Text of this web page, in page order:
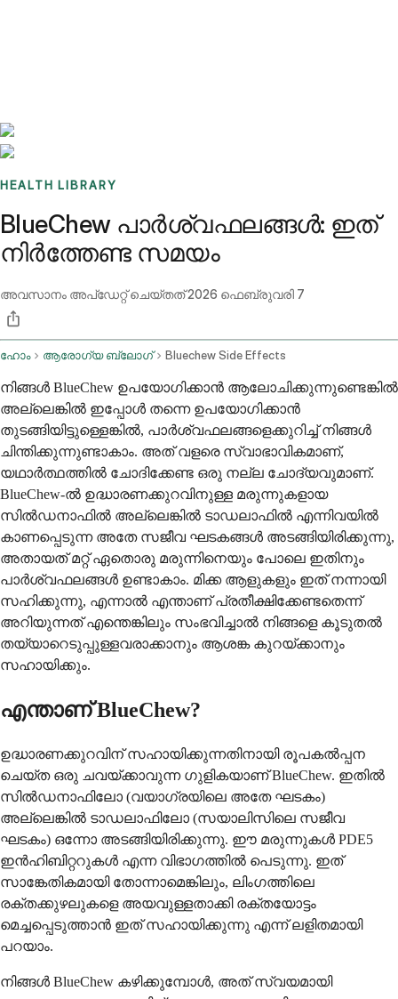
HEALTH LIBRARY
BlueChew പാർശ്വഫലങ്ങൾ: ഇത്
നിർത്തേണ്ട സമയം
അവസാനം അപ്ഡേറ്റ് ചെയ്തത്2026 ഫെബ്രുവരി 7
ഹോം ആരോഗ്യ ബ്ലോഗ് Bluechew Side Effects
നിങ്ങൾ BlueChew ഉപയോഗിക്കാൻ ആലോചിക്കുന്നുണ്ടെങ്കിൽ
അല്ലെങ്കിൽ ഇപ്പോൾ തന്നെ ഉപയോഗിക്കാൻ
തുടങ്ങിയിട്ടുള്ളെങ്കിൽ, പാർശ്വഫലങ്ങളെക്കുറിച്ച് നിങ്ങൾ
ചിന്തിക്കുന്നുണ്ടാകാം. അത് വളരെ സ്വാഭാവികമാണ്,
യഥാർത്ഥത്തിൽ ചോദിക്കേണ്ട ഒരു നല്ല ചോദ്യവുമാണ്.
BlueChew-ൽ ഉദ്ധാരണക്കുറവിനുള്ള മരുന്നുകളായ
സിൽഡനാഫിൽ അല്ലെങ്കിൽ ടാഡലാഫിൽ എന്നിവയിൽ
കാണപ്പെടുന്ന അതേ സജീവ ഘടകങ്ങൾ അടങ്ങിയിരിക്കുന്നു,
അതായത് മറ്റ് ഏതൊരു മരുന്നിനെയും പോലെ ഇതിനും
പാർശ്വഫലങ്ങൾ ഉണ്ടാകാം. മിക്ക ആളുകളും ഇത് നന്നായി
സഹിക്കുന്നു, എന്നാൽ എന്താണ് പ്രതീക്ഷിക്കേണ്ടതെന്ന്
അറിയുന്നത് എന്തെങ്കിലും സംഭവിച്ചാൽ നിങ്ങളെ കൂടുതൽ
തയ്യാറെടുപ്പുള്ളവരാക്കാനും ആശങ്ക കുറയ്ക്കാനും
സഹായിക്കും.
എന്താണ് BlueChew?
ഉദ്ധാരണക്കുറവിന് സഹായിക്കുന്നതിനായി രൂപകൽപ്പന
ചെയ്ത ഒരു ചവയ്ക്കാവുന്ന ഗുളികയാണ് BlueChew. ഇതിൽ
സിൽഡനാഫിലോ (വയാഗ്രയിലെ അതേ ഘടകം)
അല്ലെങ്കിൽ ടാഡലാഫിലോ (സയാലിസിലെ സജീവ
ഘടകം) ഒന്നോ അടങ്ങിയിരിക്കുന്നു. ഈ മരുന്നുകൾ PDE5
ഇൻഹിബിറ്ററുകൾ എന്ന വിഭാഗത്തിൽ പെടുന്നു. ഇത്
സാങ്കേതികമായി തോന്നാമെങ്കിലും, ലിംഗത്തിലെ
രക്തക്കുഴലുകളെ അയവുള്ളതാക്കി രക്തയോട്ടം
മെച്ചപ്പെടുത്താൻ ഇത് സഹായിക്കുന്നു എന്ന് ലളിതമായി
പറയാം.
നിങ്ങൾ BlueChew കഴിക്കുമ്പോൾ, അത് സ്വയമായി